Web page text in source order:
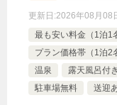
更新日:2026年08月08
最も安い料金（1泊1
プラン価格帯（1泊2
温泉
露天風呂付
駐車場無料
送迎